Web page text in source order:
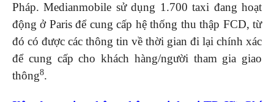
Pháp. Medianmobile sử dụng 1.700 taxi đang hoạt
động ở Paris để cung cấp hệ thống thu thập FCD, từ
đó có được các thông tin về thời gian đi lại chính xác
để cung cấp cho khách hàng/người tham gia giao
thông8.